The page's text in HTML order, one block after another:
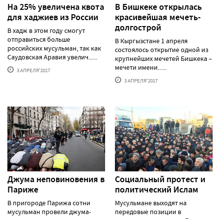
На 25% увеличена квота
для хаджиев из России
В хадж в этом году смогут
отправиться больше
российских мусульман, так как
Саудовская Аравия увелич......
3 АПРЕЛЯ'2017
В Бишкеке открылась
красивейшая мечеть-
долгострой
В Кыргызстане 1 апреля
состоялось открытие одной из
крупнейших мечетей Бишкека –
мечети имени......
3 АПРЕЛЯ'2017
Джума неповиновения в
Париже
В пригороде Парижа сотни
мусульман провели джума-
Социальный протест и
политический Ислам
Мусульмане выходят на
передовые позиции в